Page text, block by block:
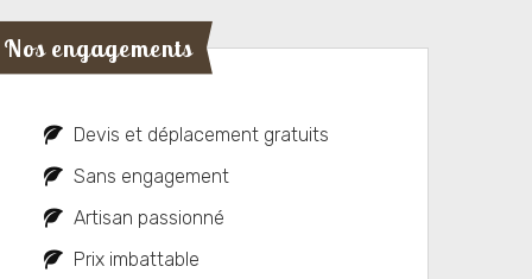
Nos engagements
Devis et déplacement gratuits
Sans engagement
Artisan passionné
Prix imbattable